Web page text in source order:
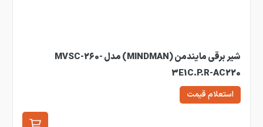
شیر برقی مایندمن (MINDMAN) مدل MVSC-260-
3E1C.P.R-AC220
استعلام قیمت